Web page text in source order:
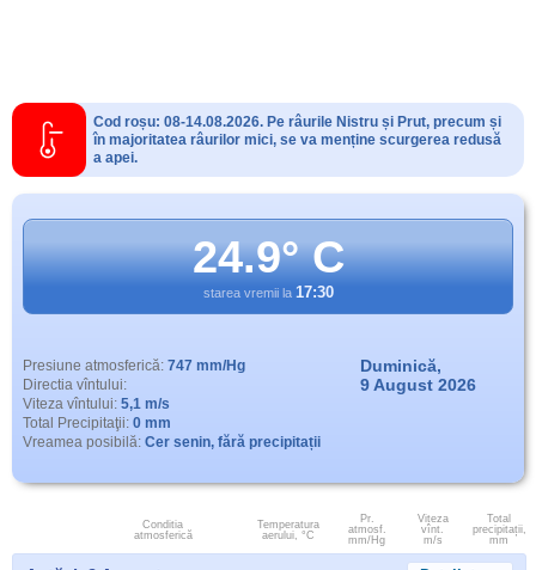
Cod roșu: 08-14.08.2026. Pe râurile Nistru și Prut, precum și
în majoritatea râurilor mici, se va menține scurgerea redusă
a apei.
24.9° C
starea vremii la 17:30
Presiune atmosferică: 747 mm/Hg
Directia vîntului:
Viteza vîntului: 5,1 m/s
Total Precipitaţii: 0 mm
Vreamea posibilă: Cer senin, fără precipitații
Duminică,
9 August 2026
Conditia
atmosferică
Temperatura
aerului, °C
Pr.
atmosf.
mm/Hg
Viteza
vînt.
m/s
Total
precipitații,
mm